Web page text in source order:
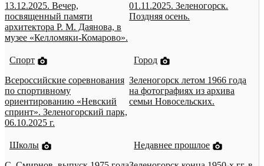
13.12.2025. Вечер,
посвященный памяти
архитектора Р. М. Даянова, в
музее «Келломяки-Комарово».
01.11.2025. Зеленогорск.
Поздняя осень.
Спорт
Всероссийские соревнования
по спортивному
ориентированию «Невский
спринт». Зеленогорский парк,
06.10.2025 г.
Город
Зеленогорск летом 1966 года
на фотографиях из архива
семьи Новосельских.
Школы
Недавнее прошлое